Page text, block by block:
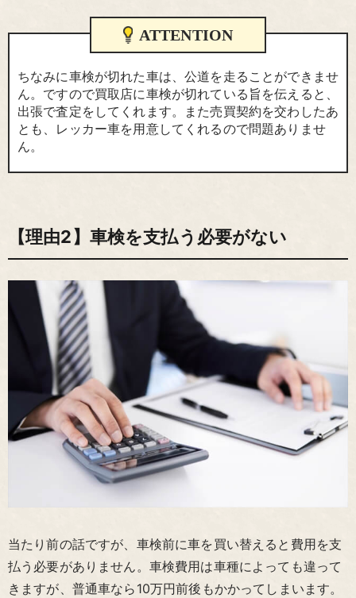
ATTENTION
ちなみに車検が切れた車は、公道を走ることができませ
ん。ですので買取店に車検が切れている旨を伝えると、
出張で査定をしてくれます。また売買契約を交わしたあ
とも、レッカー車を用意してくれるので問題ありませ
ん。
【理由2】車検を支払う必要がない
当たり前の話ですが、車検前に車を買い替えると費用を支
払う必要がありません。車検費用は車種によっても違って
きますが、普通車なら10万円前後もかかってしまいます。